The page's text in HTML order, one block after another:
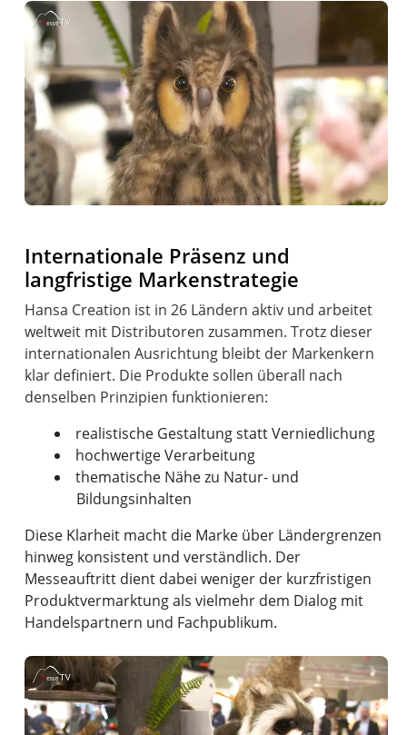
Internationale Präsenz und
langfristige Markenstrategie
Hansa Creation ist in 26 Ländern aktiv und arbeitet
weltweit mit Distributoren zusammen. Trotz dieser
internationalen Ausrichtung bleibt der Markenkern
klar definiert. Die Produkte sollen überall nach
realistische Gestaltung statt Verniedlichung
hochwertige Verarbeitung
thematische Nähe zu Natur- und
Bildungsinhalten
Diese Klarheit macht die Marke über Ländergrenzen
hinweg konsistent und verständlich. Der
Messeauftritt dient dabei weniger der kurzfristigen
Produktvermarktung als vielmehr dem Dialog mit
Handelspartnern und Fachpublikum.